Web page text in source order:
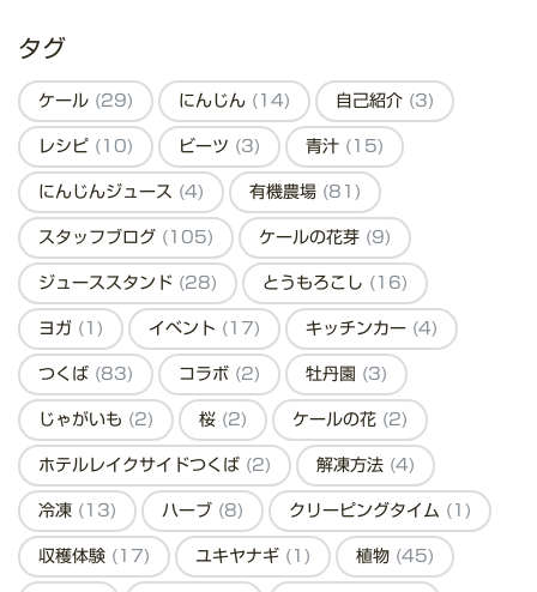
タグ
ケール (29) にんじん (14) 自己紹介 (3)
レシピ (10) ビーツ (3) 青汁 (15)
にんじんジュース (4) 有機農場 (81)
スタッフブログ (105) ケールの花芽 (9)
ジューススタンド (28) とうもろこし (16)
ヨガ (1) イベント (17) キッチンカー (4)
つくば (83) コラボ (2) 牡丹園 (3)
じゃがいも (2) 桜 (2) ケールの花 (2)
ホテルレイクサイドつくば (2) 解凍方法 (4)
冷凍 (13) ハーブ (8) クリーピングタイム (1)
収穫体験 (17) ユキヤナギ (1) 植物 (45)